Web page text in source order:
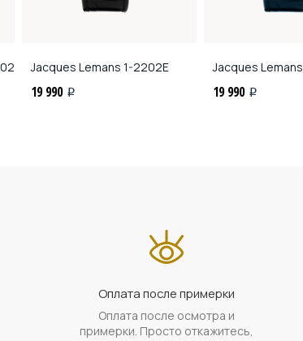
Jacques Lemans 1-2202E
19 990 i
Jacques Lemans
19 990 i
Оплата после примерки
Оплата после осмотра и
примерки. Просто откажитесь,